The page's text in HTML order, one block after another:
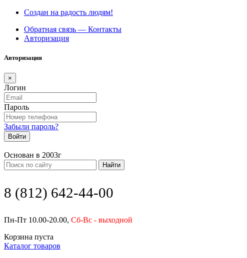
Создан на радость людям!
Обратная связь — Контакты
Авторизация
Авторизация
×
Логин
Пароль
Забыли пароль?
Войти
Основан в 2003г
Найти
8 (812) 642-44-00
Пн-Пт 10.00-20.00, Сб-Вс - выходной
Корзина пуста
Каталог товаров